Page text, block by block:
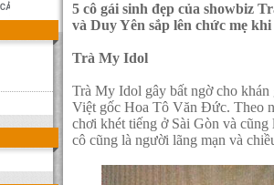
5 cô gái sinh đẹp của showbiz
và Duy Yên sắp lên chức mẹ
Trà My Idol
Trà My Idol gây bất ngờ cho
Việt gốc Hoa Tô Văn Đức. Theo
chơi khét tiếng ở Sài Gòn và
cô cũng là người lãng mạn và